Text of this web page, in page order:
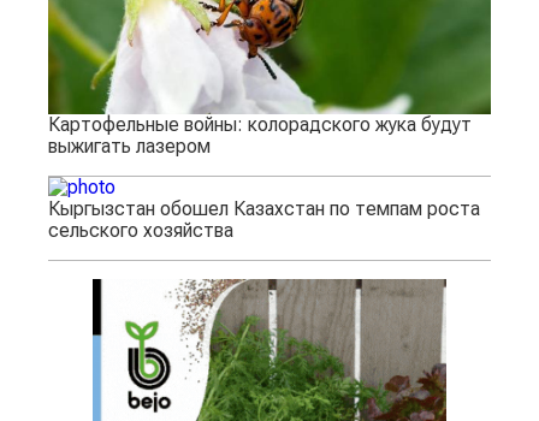
Картофельные войны: колорадского жука будут
выжигать лазером
Кыргызстан обошел Казахстан по темпам роста
сельского хозяйства